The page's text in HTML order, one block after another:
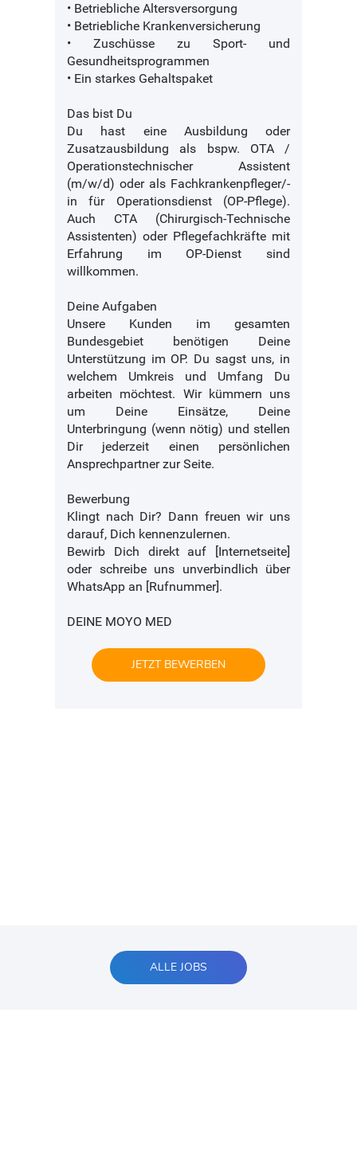
• Betriebliche Altersversorgung
• Betriebliche Krankenversicherung
• Zuschüsse zu Sport- und
Gesundheitsprogrammen
• Ein starkes Gehaltspaket
Das bist Du
Du hast eine Ausbildung oder
Zusatzausbildung als bspw. OTA /
Operationstechnischer Assistent
(m/w/d) oder als Fachkrankenpfleger/-
in für Operationsdienst (OP-Pflege).
Auch CTA (Chirurgisch-Technische
Assistenten) oder Pflegefachkräfte mit
Erfahrung im OP-Dienst sind
willkommen.
Deine Aufgaben
Unsere Kunden im gesamten
Bundesgebiet benötigen Deine
Unterstützung im OP. Du sagst uns, in
welchem Umkreis und Umfang Du
arbeiten möchtest. Wir kümmern uns
um Deine Einsätze, Deine
Unterbringung (wenn nötig) und stellen
Dir jederzeit einen persönlichen
Ansprechpartner zur Seite.
Bewerbung
Klingt nach Dir? Dann freuen wir uns
darauf, Dich kennenzulernen.
Bewirb Dich direkt auf [Internetseite]
oder schreibe uns unverbindlich über
WhatsApp an [Rufnummer].
DEINE MOYO MED
JETZT BEWERBEN
ALLE JOBS